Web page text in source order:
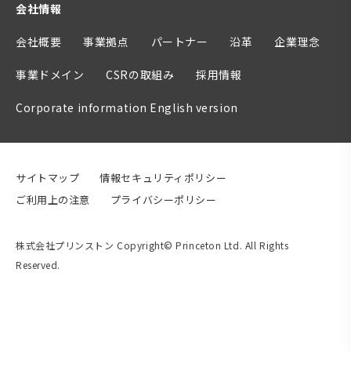
会社情報
会社概要 事業拠点 パートナー 沿革 企業理念
事業ドメイン CSRの取組み 採用情報
Corporate information English version
サイトマップ
情報セキュリティポリシー
ご利用上の注意
プライバシーポリシー
株式会社プリンストン Copyright© Princeton Ltd. All Rights
Reserved.